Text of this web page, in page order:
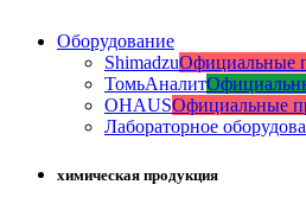
Оборудование
ShimadzuОфициальные
ТомьАналит
OHAUSОфициальные
Лабораторное
химическая продукция